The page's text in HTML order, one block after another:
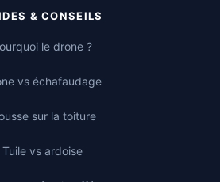
& CONSEILS
le drone ?
vs échafaudage
sur la toiture
Tuile vs ardoise